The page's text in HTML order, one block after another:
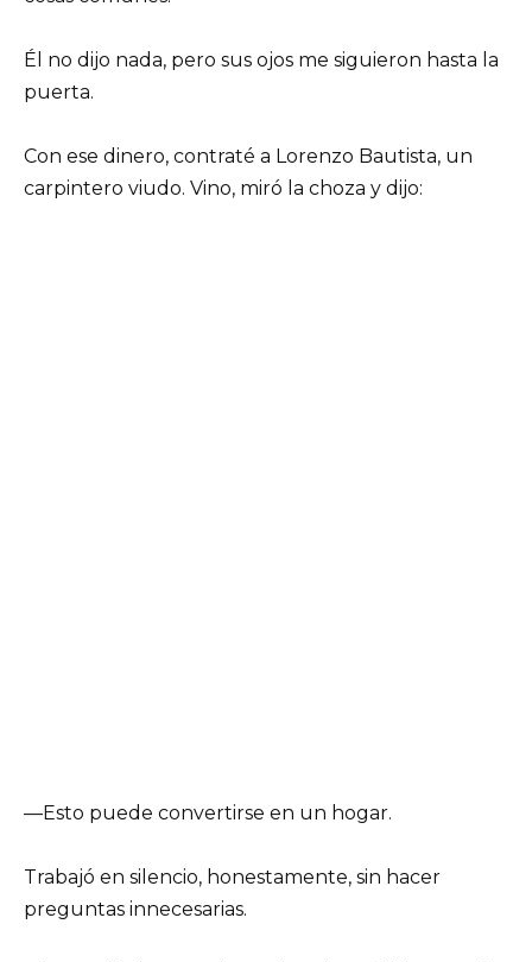
Él no dijo nada, pero sus ojos me siguieron hasta la
puerta.
Con ese dinero, contraté a Lorenzo Bautista, un
carpintero viudo. Vino, miró la choza y dijo:
—Esto puede convertirse en un hogar.
Trabajó en silencio, honestamente, sin hacer
preguntas innecesarias.